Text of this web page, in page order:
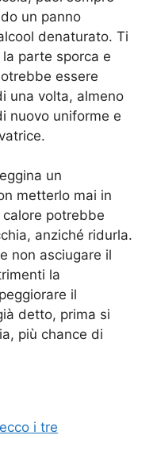
un panno
denaturato. Ti
parte sporca e
essere
una volta, almeno
nuovo uniforme e
un
metterlo mai in
calore potrebbe
anziché ridurla.
non asciugare il
la
il
detto, prima si
più chance di
i tre